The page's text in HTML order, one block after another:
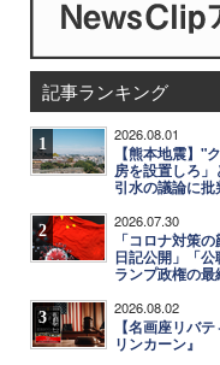
記事ランキング
1 2026.08.01
【熊本地震】"
房を設置しろ
引水の議論に批
2 2026.07.30
「コロナ対策
日記公開」「
ランプ政権の
3 2026.08.02
【名画座リバ
リンカーン』